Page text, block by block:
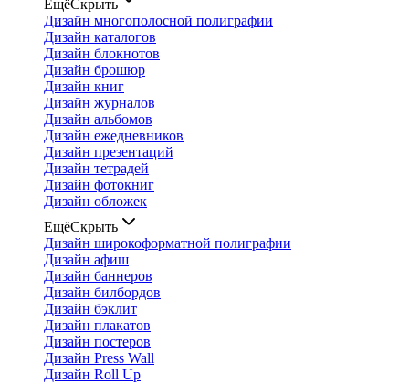
ЕщёСкрыть
Дизайн многополосной полиграфии
Дизайн каталогов
Дизайн блокнотов
Дизайн брошюр
Дизайн книг
Дизайн журналов
Дизайн альбомов
Дизайн ежедневников
Дизайн презентаций
Дизайн тетрадей
Дизайн фотокниг
Дизайн обложек
ЕщёСкрыть
Дизайн широкоформатной полиграфии
Дизайн афиш
Дизайн баннеров
Дизайн билбордов
Дизайн бэклит
Дизайн плакатов
Дизайн постеров
Дизайн Press Wall
Дизайн Roll Up